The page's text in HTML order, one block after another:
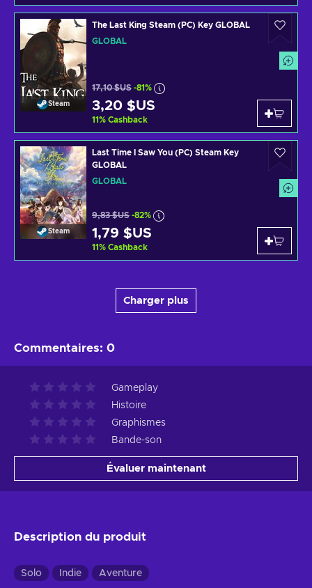
Steam
The Last King Steam (PC) Key GLOBAL
GLOBAL
17,10 $US -81%
3,20 $US
11% Cashback
Steam
Last Time I Saw You (PC) Steam Key
GLOBAL
GLOBAL
9,83 $US -82%
1,79 $US
11% Cashback
Charger plus
Commentaires: 0
Gameplay
Histoire
Graphismes
Bande-son
Évaluer maintenant
Description du produit
Solo Indie Aventure